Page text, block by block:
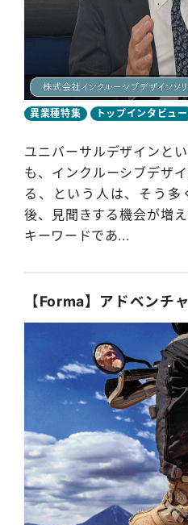
異業種特集 トップインタビュー
ユニバーサルデザインと
も、インクルーシブデザ
る、という人は、そう多
後、見聞きする機会が増
キーワードであ...